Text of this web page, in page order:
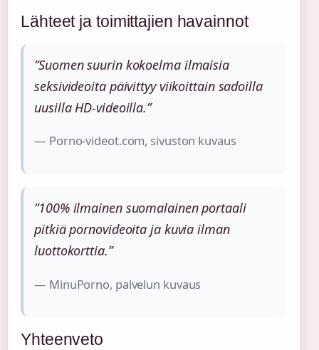
Lähteet ja toimittajien havainnot
“Suomen suurin kokoelma ilmaisia
seksivideoita päivittyy viikoittain sadoilla
uusilla HD-videoilla.”
— Porno-videot.com, sivuston kuvaus
“100% ilmainen suomalainen portaali
pitkiä pornovideoita ja kuvia ilman
luottokorttia.”
— MinuPorno, palvelun kuvaus
Yhteenveto